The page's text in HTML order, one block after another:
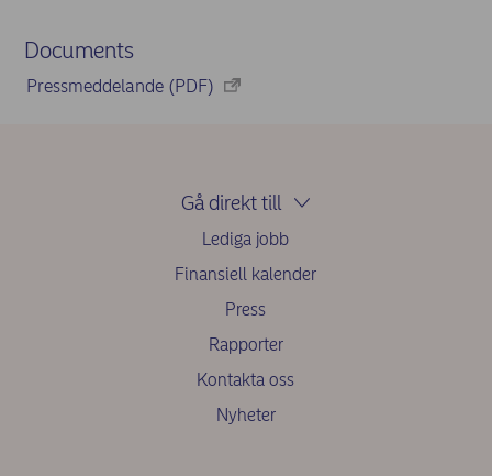
Documents
Pressmeddelande (PDF)
Gå direkt till
Lediga jobb
Finansiell kalender
Press
Rapporter
Kontakta oss
Nyheter